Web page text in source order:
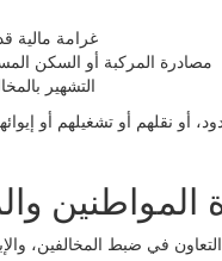
غرامة مالية
مصادرة المركبة أو السكن
التشهير
أو نقلهم أو تشغيلهم أو